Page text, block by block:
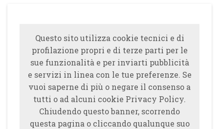
Questo sito utilizza cookie tecnici e di
profilazione propri e di terze parti per le
sue funzionalità e per inviarti pubblicità
e servizi in linea con le tue preferenze. Se
vuoi saperne di più o negare il consenso a
tutti o ad alcuni cookie Privacy Policy.
Chiudendo questo banner, scorrendo
questa pagina o cliccando qualunque suo